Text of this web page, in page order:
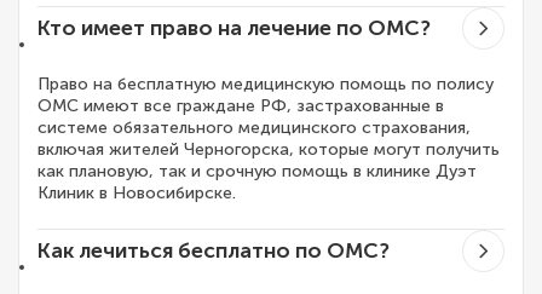
Кто имеет право на лечение по ОМС?
Право на бесплатную медицинскую помощь по полису
ОМС имеют все граждане РФ, застрахованные в
системе обязательного медицинского страхования,
включая жителей Черногорска, которые могут получить
как плановую, так и срочную помощь в клинике Дуэт
Клиник в Новосибирске.
Как лечиться бесплатно по ОМС?